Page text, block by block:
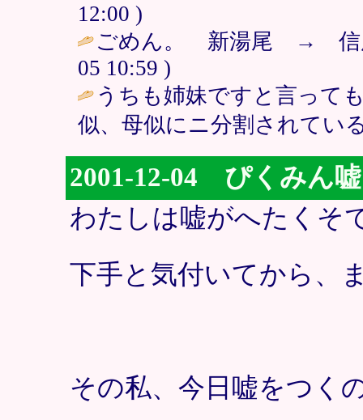
12:00 )
ごめん。 新湯尾 → 信
05 10:59 )
うちも姉妹ですと言って
似、母似にニ分割されてい
2001-12-04 ぴくみん
わたしは嘘がへたくそ
下手と気付いてから、
その私、今日嘘をつく